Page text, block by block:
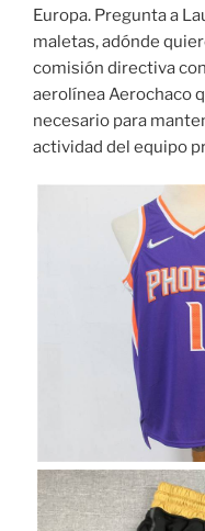
Europa. Pregunta a
maletas, adónde
comisión directiva
aerolínea Aerochaco
necesario para
actividad del equipo